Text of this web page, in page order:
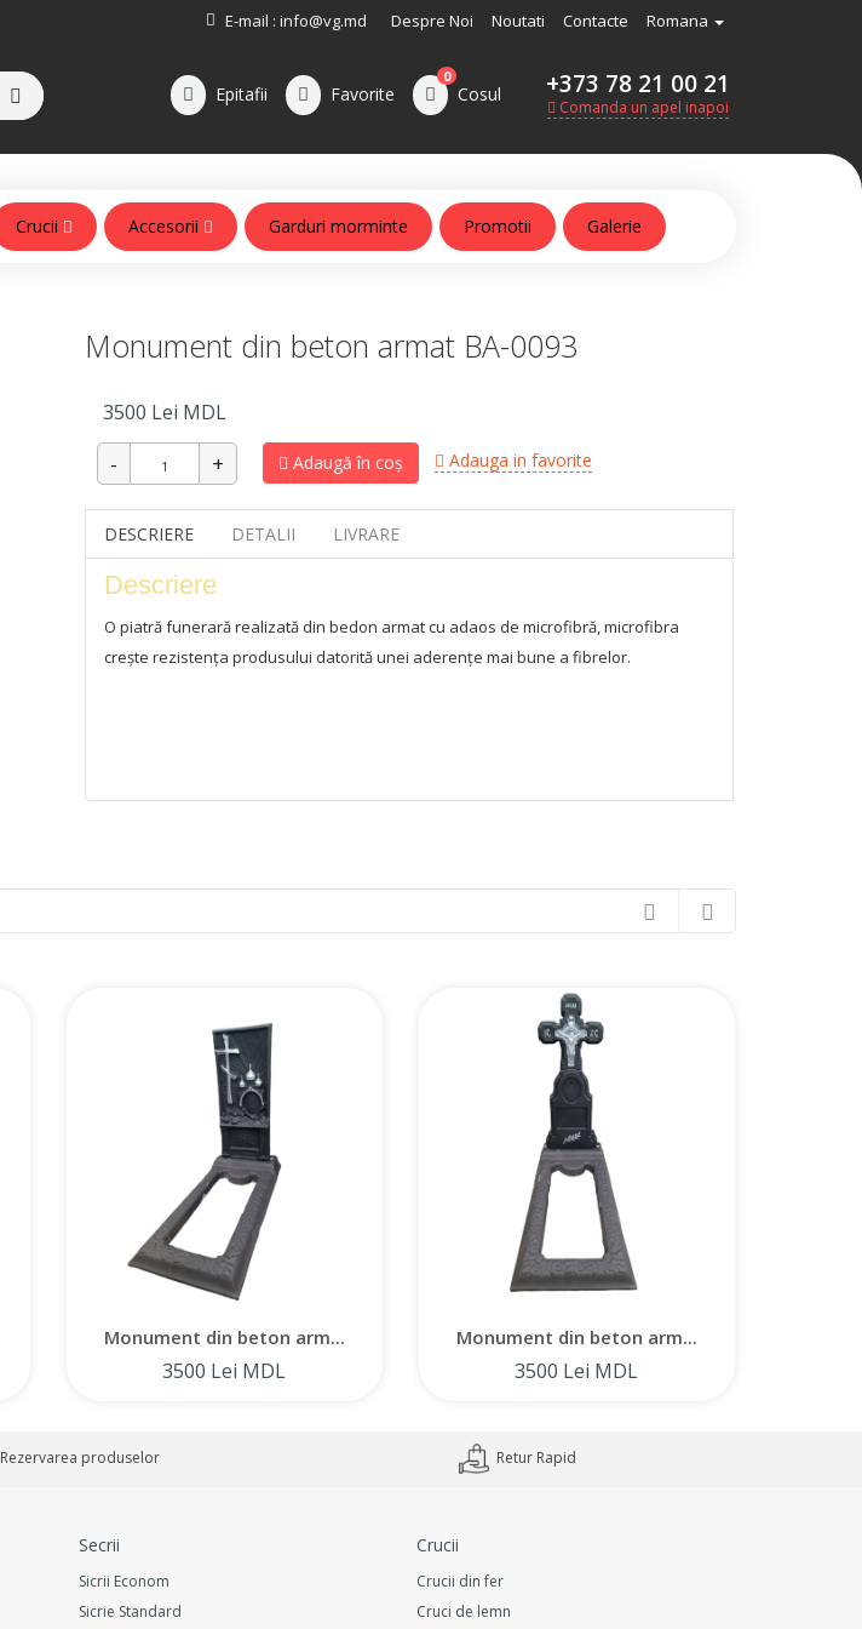
E-mail : info@vg.md Despre Noi Noutati Contacte Romana
Epitafii Favorite Cosul
0 +373 78 21 00 21
Comanda un apel inapoi
Crucii Accesorii Garduri morminte Promotii Galerie
Monument din beton armat BA-0093
3500 Lei MDL
Adaugă în coș Adauga in favorite
DESCRIERE DETALII LIVRARE
Descriere
O piatră funerară realizată din bedon armat cu adaos de microfibră, microfibra
crește rezistența produsului datorită unei aderențe mai bune a fibrelor.
Monument din beton arm...
3500 Lei MDL
Monument din beton arm...
3500 Lei MDL
Rezervarea produselor Retur Rapid
Secrii
Sicrii Econom
Sicrie Standard
Crucii
Crucii din fer
Cruci de lemn